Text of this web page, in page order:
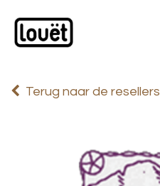
Terug naar de resellers